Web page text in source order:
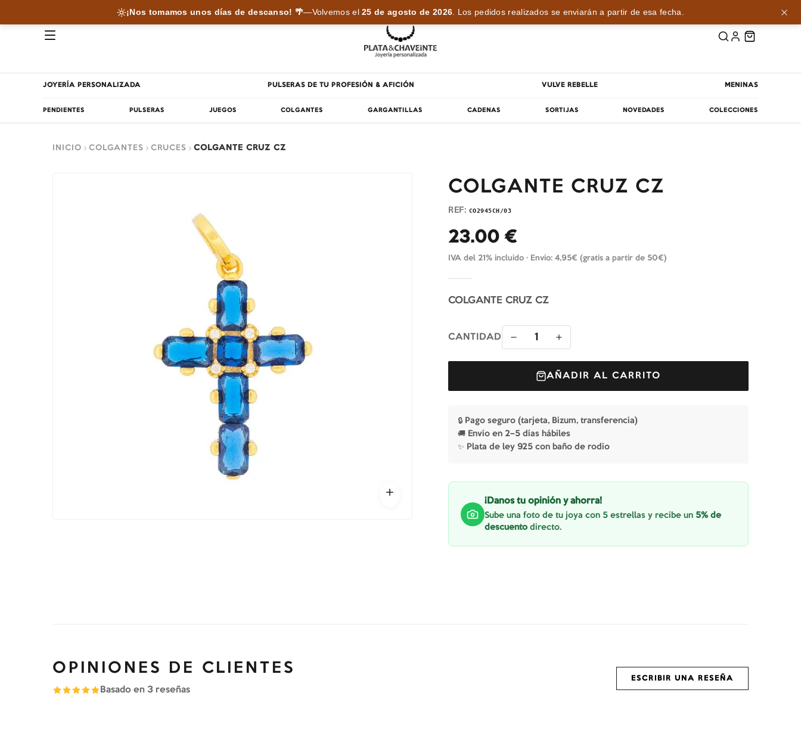
¡Nos tomamos unos días de descanso! 🌴—Volvemos el25 de agosto de 2026. Los pedidos realizados se enviarán a partir de esa fecha.
JOYERÍA PERSONALIZADA PULSERAS DE TU PROFESIÓN & AFICIÓN VULVE REBELLE MENINAS
PENDIENTES PULSERAS JUEGOS COLGANTES GARGANTILLAS CADENAS SORTIJAS NOVEDADES COLECCIONES
INICIO COLGANTES CRUCES COLGANTE CRUZ CZ
COLGANTE CRUZ CZ
REF: CO2945CH/03
23.00 €
IVA del 21% incluido · Envío: 4,95€ (gratis a partir de 50€)
COLGANTE CRUZ CZ
CANTIDAD 1
AÑADIR AL CARRITO
🔒 Pago seguro (tarjeta, Bizum, transferencia)
🚚 Envío en 2–5 días hábiles
✨ Plata de ley 925 con baño de rodio
¡Danos tu opinión y ahorra!
Sube una foto de tu joya con 5 estrellas y recibe un 5% de
descuento directo.
OPINIONES DE CLIENTES
Basado en 3 reseñas
ESCRIBIR UNA RESEÑA